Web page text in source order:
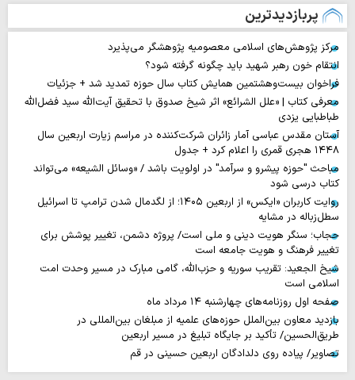
پربازدیدترین
مرکز پژوهش‌های اسلامی معصومیه پژوهشگر می‌پذیرد
انتقام خون رهبر شهید باید چگونه گرفته شود؟
فراخوان بیست‌وهشتمین همایش کتاب سال حوزه تمدید شد + جزئیات
معرفی کتاب | «علل الشرائع» اثر شیخ صدوق با تحقیق آیت‌الله سید فضل‌الله
طباطبایی یزدی
آستان مقدس عباسی آمار زائران شرکت‌کننده در مراسم زیارت اربعین سال
۱۴۴۸ هجری قمری را اعلام کرد + جدول
مباحث "حوزه پیشرو و سرآمد" در اولویت باشد / «وسائل الشیعه» می‌تواند
کتاب درسی شود
روایت‌ کاربران «ایکس» از اربعین ۱۴۰۵؛ از لگدمال شدن ترامپ تا اسرائیل
سطل‌زباله‌ در مشایه
حجاب؛ سنگر هویت دینی و ملی است/ پروژه دشمن، تغییر پوشش برای
تغییر فرهنگ و هویت جامعه است
شیخ الجعید: تقریب سوریه و حزب‌الله، گامی مبارک در مسیر وحدت امت
اسلامی است
صفحه اول روزنامه‌های چهارشنبه ۱۴ مرداد ماه
بازدید معاون بین‌الملل حوزه‌های علمیه از مبلغان بین‌المللی در
طریق‌الحسین/ تأکید بر جایگاه تبلیغ در مسیر اربعین
تصاویر/ پیاده روی دلدادگان اربعین حسینی در قم